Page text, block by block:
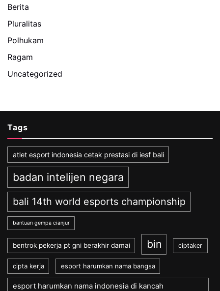
Berita
Pluralitas
Polhukam
Ragam
Uncategorized
Tags
atlet esport indonesia cetak prestasi di iesf bali
badan intelijen negara
bali 14th world esports championship
bantuan gempa cianjur
bentrok pekerja pt gni berakhir damai bin ciptaker
cipta kerja esport harumkan nama bangsa
esport harumkan nama indonesia di kancah